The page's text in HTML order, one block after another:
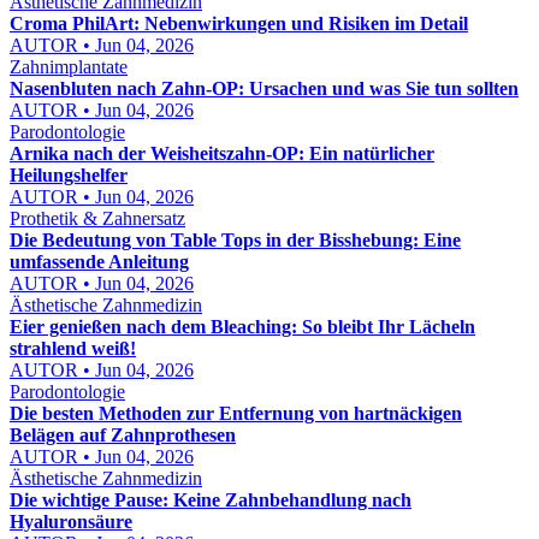
Croma PhilArt: Nebenwirkungen und Risiken im Detail
AUTOR • Jun 04, 2026
Zahnimplantate
Nasenbluten nach Zahn-OP: Ursachen und was Sie tun sollten
AUTOR • Jun 04, 2026
Parodontologie
Arnika nach der Weisheitszahn-OP: Ein natürlicher
Heilungshelfer
AUTOR • Jun 04, 2026
Prothetik & Zahnersatz
Die Bedeutung von Table Tops in der Bisshebung: Eine
umfassende Anleitung
AUTOR • Jun 04, 2026
Ästhetische Zahnmedizin
Eier genießen nach dem Bleaching: So bleibt Ihr Lächeln
strahlend weiß!
AUTOR • Jun 04, 2026
Parodontologie
Die besten Methoden zur Entfernung von hartnäckigen
Belägen auf Zahnprothesen
AUTOR • Jun 04, 2026
Ästhetische Zahnmedizin
Die wichtige Pause: Keine Zahnbehandlung nach
Hyaluronsäure